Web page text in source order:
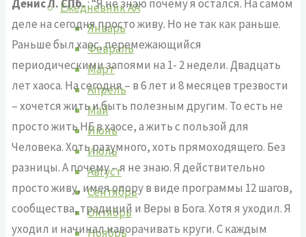
Ежедневник АА
Январь
Февраль
Март
Апрель
Май
Июнь
Июль
Август
Сентябрь
Октябрь
Ноябрь
Денис Л. СПб.: “Я не знаю почему я остался. На самом
деле на сегодня просто живу. Но не так как раньше.
Раньше был хаос, перемежающийся
периодическими запоями на 1- 2 недели. Двадцать
лет хаоса. На сегодня – в 6 лет и 8 месяцев трезвости
– хочется жить и быть полезным другим. То есть не
просто жить НЕ в хаосе, а жить с пользой для
Человека. Хоть разумного, хоть прямоходящего. Без
разницы. А почему – я не знаю. Я действительно
просто живу, имея опору в виде программы 12 шагов,
сообщества, традиций и Веры в Бога. Хотя я уходил. Я
уходил и начинал наворачивать круги. С каждым